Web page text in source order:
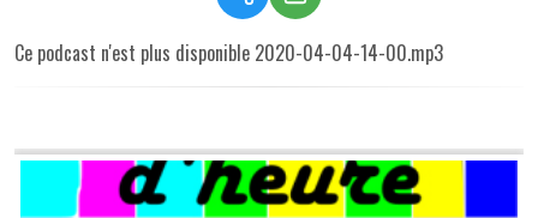
Ce podcast n'est plus disponible 2020-04-04-14-00.mp3